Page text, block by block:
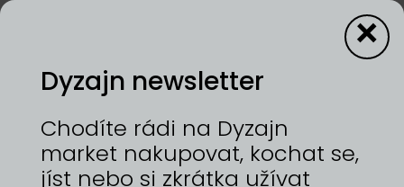
Mylesko
12—13/9/2026 | VÝSTAVIŠTĚ PRAHA, HOLEŠOVICE
Dyzajn newsletter
Chodíte rádi na Dyzajn
market nakupovat, kochat se,
jíst nebo si zkrátka užívat
×